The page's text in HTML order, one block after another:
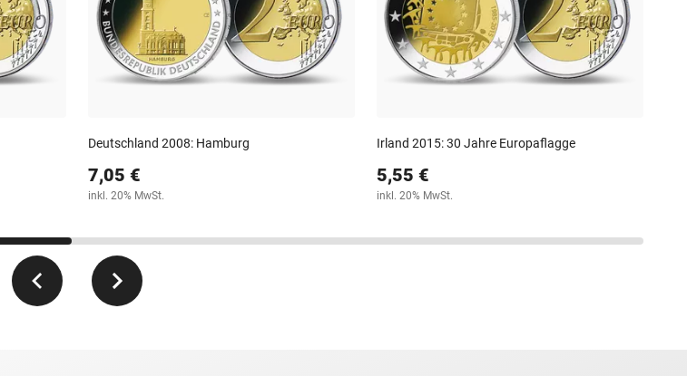
Deutschland 2008: Hamburg
7,05 €
inkl. 20% MwSt.
Irland 2015: 30 Jahre Europaflagge
5,55 €
inkl. 20% MwSt.